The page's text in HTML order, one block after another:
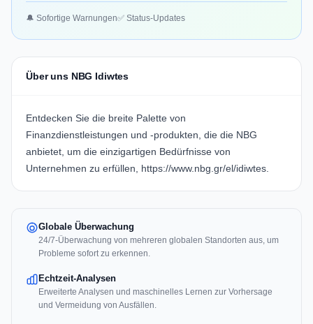
🔔 Sofortige Warnungen✅ Status-Updates
Über uns NBG Idiwtes
Entdecken Sie die breite Palette von
Finanzdienstleistungen und -produkten, die die NBG
anbietet, um die einzigartigen Bedürfnisse von
Unternehmen zu erfüllen, https://www.nbg.gr/el/idiwtes.
Globale Überwachung
24/7-Überwachung von mehreren globalen Standorten aus, um
Probleme sofort zu erkennen.
Echtzeit-Analysen
Erweiterte Analysen und maschinelles Lernen zur Vorhersage
und Vermeidung von Ausfällen.